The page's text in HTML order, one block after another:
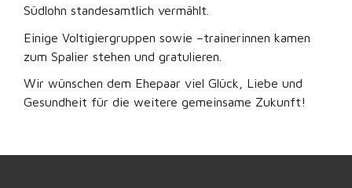
Südlohn standesamtlich vermählt.
Einige Voltigiergruppen sowie –trainerinnen kamen
zum Spalier stehen und gratulieren.
Wir wünschen dem Ehepaar viel Glück, Liebe und
Gesundheit für die weitere gemeinsame Zukunft!